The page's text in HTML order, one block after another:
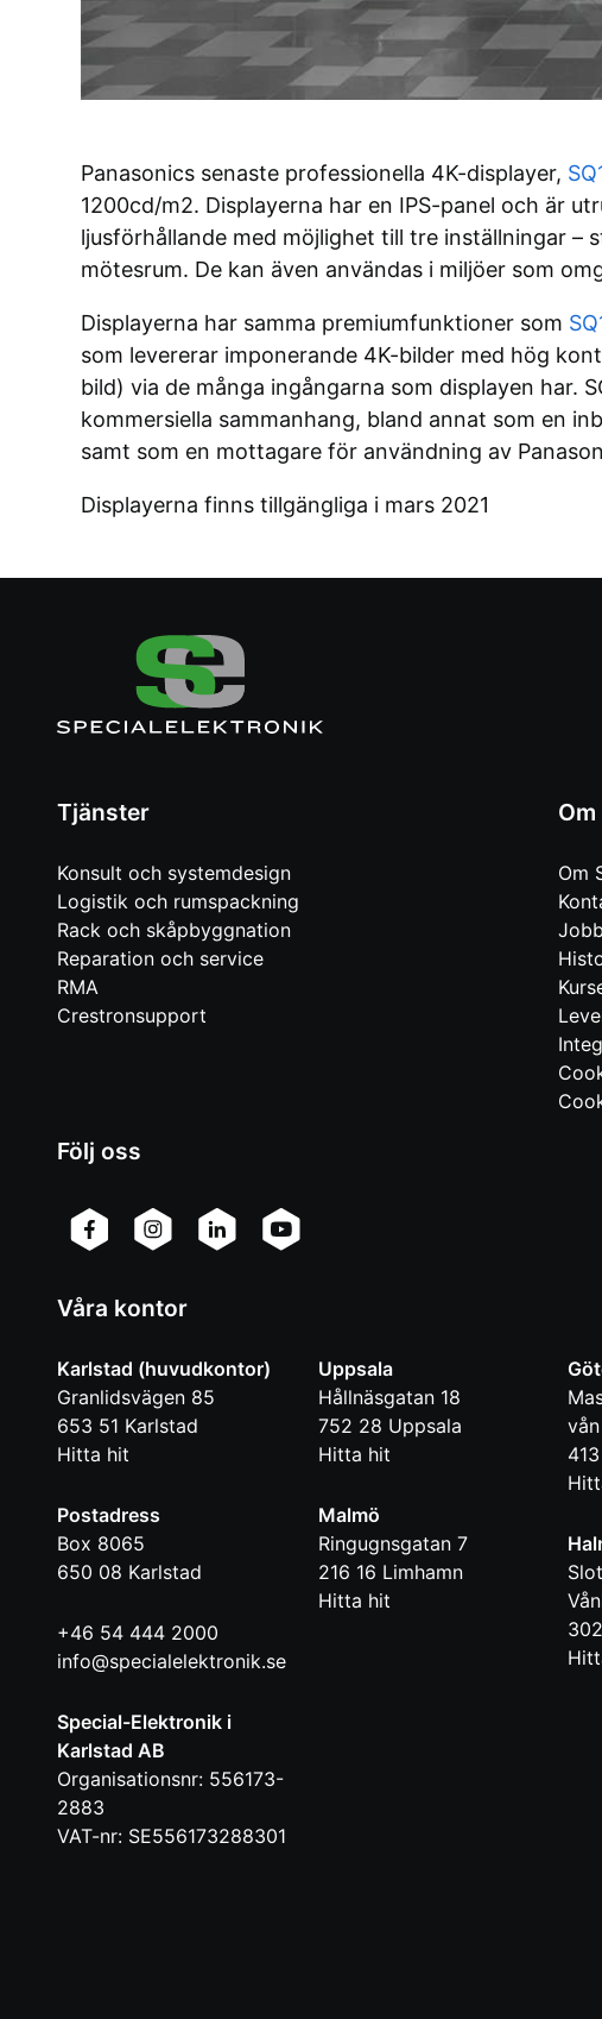
Panasonics senaste professionella 4K-displayer,
1200cd/m2. Displayerna har en IPS-panel och är
ljusförhållande med möjlighet till tre inställningar
mötesrum. De kan även användas i miljöer som
Displayerna har samma premiumfunktioner som
som levererar imponerande 4K-bilder med hög
bild) via de många ingångarna som displayen har.
kommersiella sammanhang, bland annat som en
samt som en mottagare för användning av
Displayerna finns tillgängliga i mars 2021
Tjänster
Konsult och systemdesign
Logistik och rumspackning
Rack och skåpbyggnation
Reparation och service
RMA
Crestronsupport
Om
Följ oss
Våra kontor
Karlstad (huvudkontor)
Granlidsvägen 85
653 51 Karlstad
Hitta hit
Postadress
Box 8065
650 08 Karlstad
+46 54 444 2000
info@specialelektronik.se
Special-Elektronik i
Karlstad AB
Organisationsnr: 556173-
2883
VAT-nr: SE556173288301
Uppsala
Hållnäsgatan 18
752 28 Uppsala
Hitta hit
Malmö
Ringugnsgatan 7
216 16 Limhamn
Hitta hit